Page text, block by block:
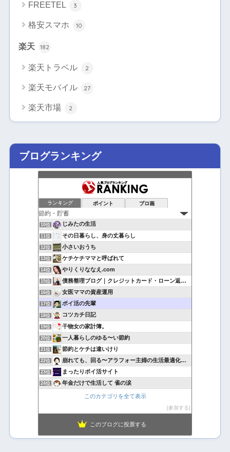
FREETEL 3
格安スマホ 10
楽天 182
楽天トラベル 2
楽天モバイル 27
楽天市場 2
ブログランキング
ランキング ポイント ブロ画
10位 じみたの生活
11位 その日暮らし、身の丈暮らし
12位 小さいおうち
13位 ケチケチママと呼ばれて
14位 やりくりななえ.com
15位 債務整理ブログ｜クレジットカード・ローン返済で悩んでいる方へ
16位 女医ママの資産運用
17位 ポイ活の先輩
18位 コツカチ日記
19位 干物女の家計簿。
20位 一人暮らしのゆる〜い節約
21位 節約とケチは違いけり
22位 崩れても、回る〜アラフォー主婦の生活最適化日記
23位 まったりポイ活サイト
24位 年金だけで生活して 雀の涙
このカテゴリを全て表示
参加する
このブログに投票する